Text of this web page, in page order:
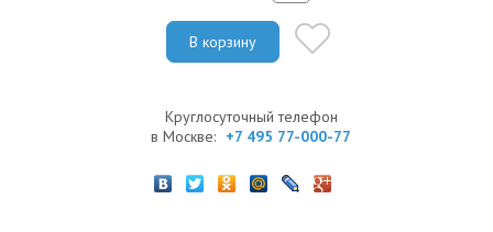
В корзину
Круглосуточный телефон
в Москве: +7 495 77-000-77